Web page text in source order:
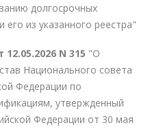
долгосрочных
из указанного реестра"
N 315 "О
Национального совета
Федерации по
утвержденный
Федерации от 30 мая